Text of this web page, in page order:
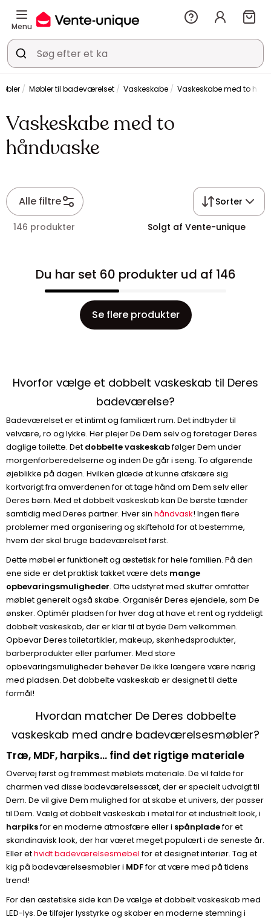
Menu
Møbler til badeværelset Vaskeskabe Vaskeskabe med to
Vaskeskabe med to
håndvaske
Alle filtre Sorter
146 produkter Solgt af Vente-unique
Du har set 60 produkter ud af 146
Se flere produkter
Hvorfor vælge et dobbelt vaskeskab til Deres
badeværelse?
Badeværelset er et intimt og familiært rum. Det indbyder til
velvære, ro og lykke. Her plejer De Dem selv og foretager Deres
daglige toilette. Det dobbelte vaskeskabfølger Dem under
morgenforberedelserne og inden De går i seng. To afgørende
øjeblikke på dagen. Hvilken glæde at kunne afskære sig
kortvarigt fra omverdenen for at tage hånd om Dem selv eller
Deres børn. Med et dobbelt vaskeskab kan De børste tænder
samtidig med Deres partner. Hver sin håndvask! Ingen flere
problemer med organisering og skiftehold for at bestemme,
hvem der skal bruge badeværelset først.
Dette møbel er funktionelt og æstetisk for hele familien. På den
ene side er det praktisk takket være dets mange
opbevaringsmuligheder. Ofte udstyret med skuffer omfatter
møblet generelt også skabe. Organisér Deres ejendele, som De
ønsker. Optimér pladsen for hver dag at have et rent og ryddeligt
dobbelt vaskeskab, der er klar til at byde Dem velkommen.
Opbevar Deres toiletartikler, makeup, skønhedsprodukter,
barberprodukter eller parfumer. Med store
opbevaringsmuligheder behøver De ikke længere være nærig
med pladsen. Det dobbelte vaskeskab er designet til dette
formål!
Hvordan matcher De Deres dobbelte
vaskeskab med andre badeværelsesmøbler?
Træ, MDF, harpiks... find det rigtige materiale
Overvej først og fremmest møblets materiale. De vil falde for
charmen ved disse badeværelsessæt, der er specielt udvalgt til
Dem. De vil give Dem mulighed for at skabe et univers, der passer
til Dem. Vælg et dobbelt vaskeskab i metal for et industrielt look, i
harpiksfor en moderne atmosfære eller i spånpladefor et
skandinavisk look, der har været meget populært i de seneste år.
Eller ethvidt badeværelsesmøbelfor et designet interiør. Tag et
kig på badeværelsesmøbler i MDFfor at være med på tidens
trend!
For den æstetiske side kan De vælge et dobbelt vaskeskab med
LED-lys. De tilføjer lysstyrke og skaber en moderne stemning i